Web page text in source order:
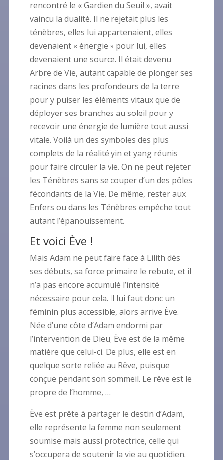
rencontré le « Gardien du Seuil », avait
vaincu la dualité. Il ne rejetait plus les
ténèbres, elles lui appartenaient, elles
devenaient « énergie » pour lui, elles
devenaient une source. Il était devenu
Arbre de Vie, autant capable de plonger ses
racines dans les profondeurs de la terre
pour y puiser les éléments vitaux que de
déployer ses branches au soleil pour y
recevoir une énergie de lumière tout aussi
vitale. Voilà un des symboles des plus
complets de la réalité yin et yang réunis
pour faire circuler la vie. On ne peut rejeter
les Ténèbres sans se couper d’un des pôles
fécondants de la Vie. De même, rester aux
Enfers ou dans les Ténèbres empêche tout
autant l’épanouissement.
Et voici Ève !
Mais Adam ne peut faire face à Lilith dès
ses débuts, sa force primaire le rebute, et il
n’a pas encore accumulé l’intensité
nécessaire pour cela. Il lui faut donc un
féminin plus accessible, alors arrive Ève.
Née d’une côte d’Adam endormi par
l’intervention de Dieu, Ève est de la même
matière que celui-ci. De plus, elle est en
quelque sorte reliée au Rêve, puisque
conçue pendant son sommeil. Le rêve est le
propre de l’homme, …
Ève est prête à partager le destin d’Adam,
elle représente la femme non seulement
soumise mais aussi protectrice, celle qui
s’occupera de soutenir la vie au quotidien.